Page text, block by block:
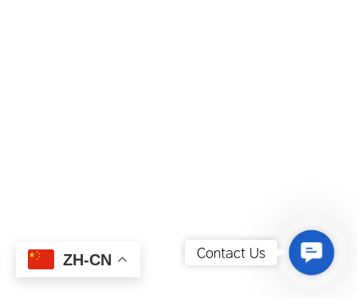
ZH-CN Contact Us